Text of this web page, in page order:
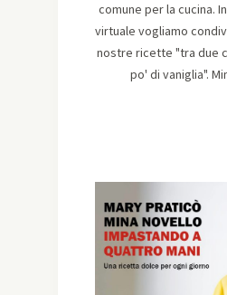
comune per la cucina.
virtuale vogliamo
nostre ricette "tra due
po' di vaniglia".